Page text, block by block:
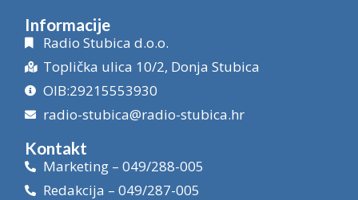
Informacije
Radio Stubica d.o.o.
Toplička ulica 10/2, Donja Stubica
OIB:29215553930
radio-stubica@radio-stubica.hr
Kontakt
Marketing – 049/288-005
Redakcija – 049/287-005